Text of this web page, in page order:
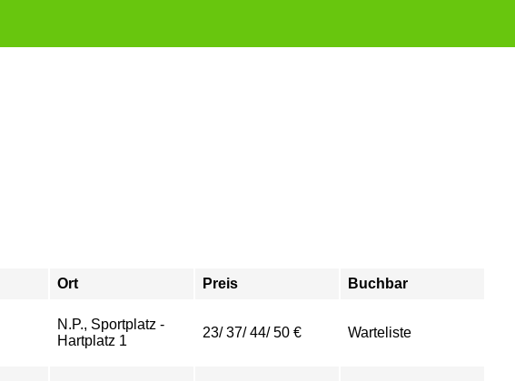
Ort Preis Buchbar
N.P., Sportplatz -
Hartplatz 1
23/ 37/ 44/ 50 € Warteliste